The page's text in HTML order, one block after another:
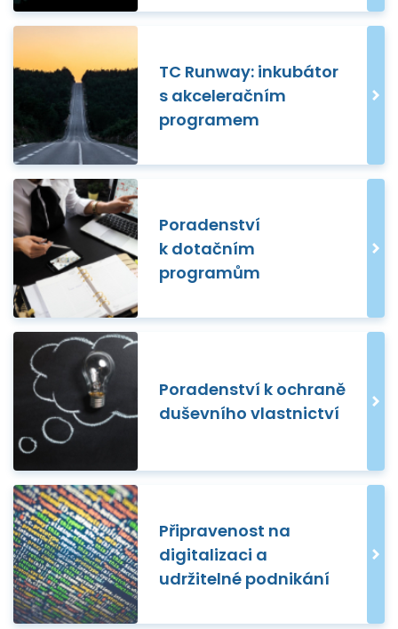
TC Runway: inkubátor
s akceleračním
programem
Poradenství
k dotačním
programům
Poradenství k ochraně
duševního vlastnictví
Připravenost na
digitalizaci a
udržitelné podnikání